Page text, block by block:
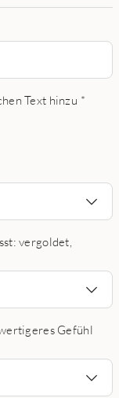
Text hinzu *
vergoldet,
Gefühl